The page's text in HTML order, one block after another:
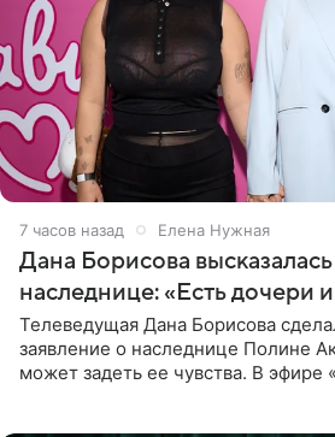
7 часов назад Елена Нужная
Дана Борисова
наследнице: «Есть дочери
Телеведущая Дана Борисова
заявление о наследнице Полине
может задеть ее чувства. В